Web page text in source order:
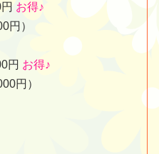
お得♪
円）
円 お得♪
円）